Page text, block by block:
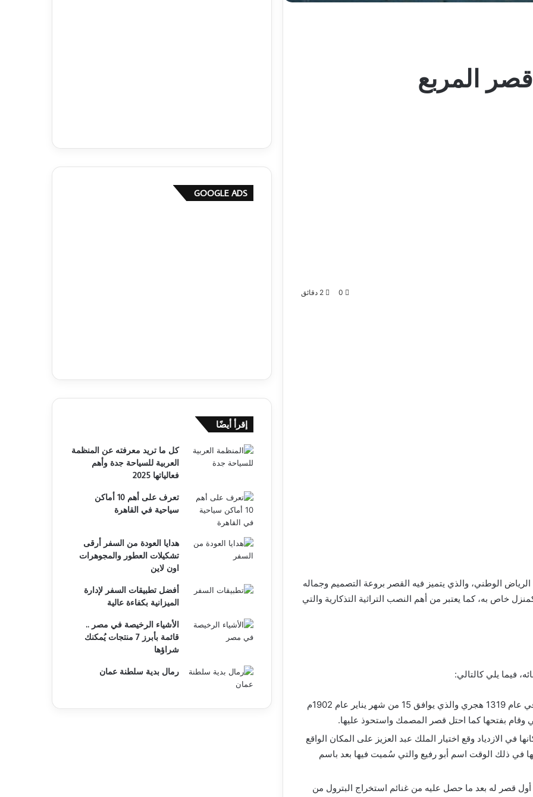
المربع
0
الوطني، والذي يتميز فيه القصر بروعة التصميم وجماله
خاص به، كما يعتبر من أهم النصب التراثية التذكارية والتي
فيما يلي كالتالي:
مرحلة البناء: في اليوم الخامس من شهر شوال في عام 1319 هجري والذي يوافق 15 من شهر يناير عام 1902م
بفتحها كما احتل قصر المصمك واستحوذ عليها.
في الازدياد وقع اختيار الملك عبد العزيز على المكان الواقع
في ذلك الوقت اسم أبو رفيع والتي سُميت فيها بعد باسم
ببناء أول قصر له بعد ما حصل عليه من غنائم استخراج البترول من
GOOGLE ADS
إقرأ أيضًا
كل ما تريد معرفته عن المنظمة
العربية للسياحة جدة وأهم
فعالياتها 2025
تعرف على أهم 10 أماكن
سياحية في القاهرة
هدايا العودة من السفر أرقى
تشكيلات العطور والمجوهرات
اون لاين
أفضل تطبيقات السفر لإدارة
الميزانية بكفاءة عالية
الأشياء الرخيصة في مصر ..
قائمة بأبرز 7 منتجات يُمكنك
شراؤها
رمال بدية سلطنة عمان